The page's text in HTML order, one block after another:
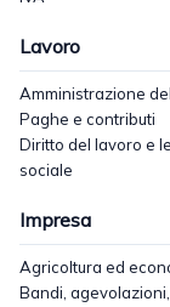
Lavoro
Amministrazione
Paghe e contributi
Diritto del lavoro e
sociale
Impresa
Agricoltura ed
Bandi,